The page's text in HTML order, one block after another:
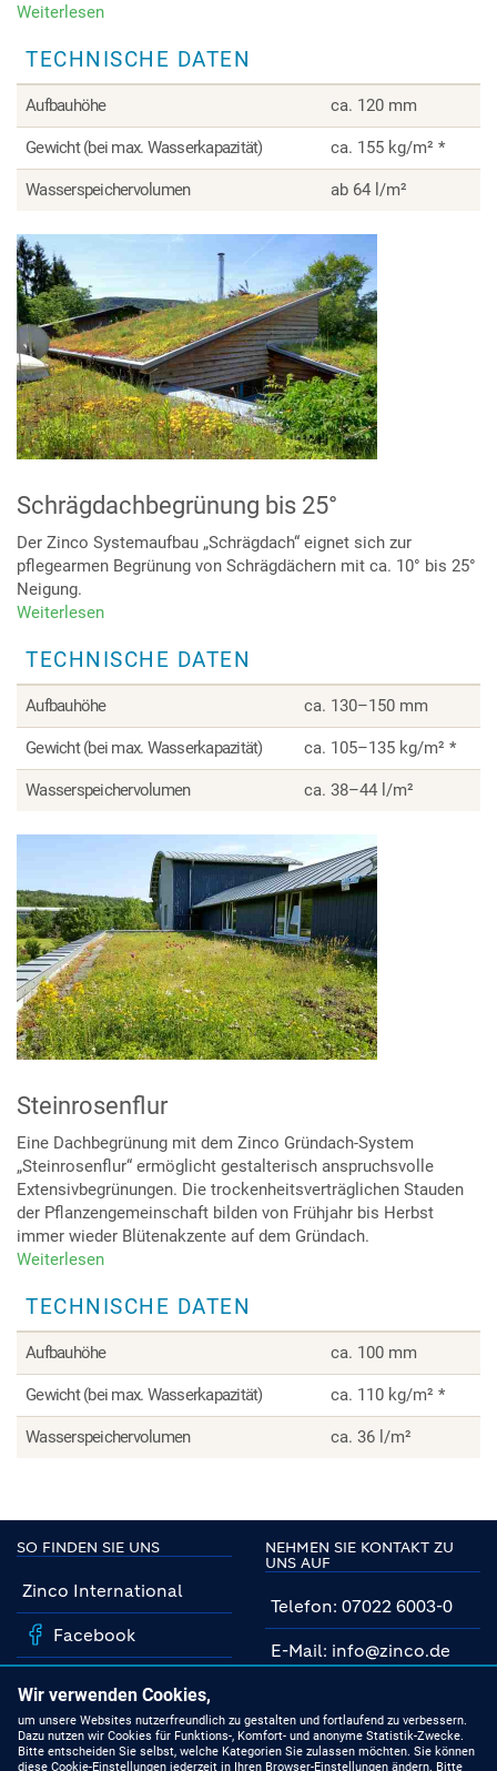
Weiterlesen
bis
35°
TECHNISCHE DATEN
Aufbauhöhe ca. 120 mm
Gewicht (bei max. Wasserkapazität) ca. 155 kg/m² *
Wasserspeichervolumen ab 64 l/m²
Schrägdachbegrünung bis 25°
Der Zinco Systemaufbau „Schrägdach“ eignet sich zur
pflegearmen Begrünung von Schrägdächern mit ca. 10° bis 25°
Neigung.
Weiterlesen
bis
25°
TECHNISCHE DATEN
Aufbauhöhe ca. 130–150 mm
Gewicht (bei max. Wasserkapazität) ca. 105–135 kg/m² *
Wasserspeichervolumen ca. 38–44 l/m²
Steinrosenflur
Eine Dachbegrünung mit dem Zinco Gründach-System
„Steinrosenflur“ ermöglicht gestalterisch anspruchsvolle
Extensivbegrünungen. Die trockenheitsverträglichen Stauden
der Pflanzengemeinschaft bilden von Frühjahr bis Herbst
immer wieder Blütenakzente auf dem Gründach.
Weiterlesen
TECHNISCHE DATEN
Aufbauhöhe ca. 100 mm
Gewicht (bei max. Wasserkapazität) ca. 110 kg/m² *
Wasserspeichervolumen ca. 36 l/m²
SO FINDEN SIE UNS
Zinco International
Facebook
YouTube
NEHMEN SIE KONTAKT ZU
UNS AUF
Telefon: 07022 6003-0
E-Mail: info@zinco.de
MIT UNS AUF DEM
NEUESTEN STAND
Wir verwenden Cookies,
um unsere Websites nutzerfreundlich zu gestalten und fortlaufend zu verbessern.
Dazu nutzen wir Cookies für Funktions-, Komfort- und anonyme Statistik-Zwecke.
Bitte entscheiden Sie selbst, welche Kategorien Sie zulassen möchten. Sie können
diese Cookie-Einstellungen jederzeit in Ihren Browser-Einstellungen ändern. Bitte